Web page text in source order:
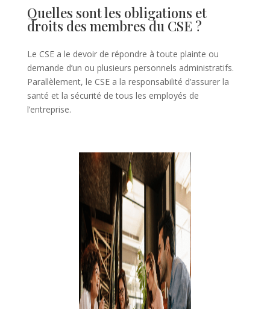
Quelles sont les obligations et
droits des membres du CSE ?
Le CSE a le devoir de répondre à toute plainte ou
demande d’un ou plusieurs personnels administratifs.
Parallèlement, le CSE a la responsabilité d’assurer la
santé et la sécurité de tous les employés de
l’entreprise.